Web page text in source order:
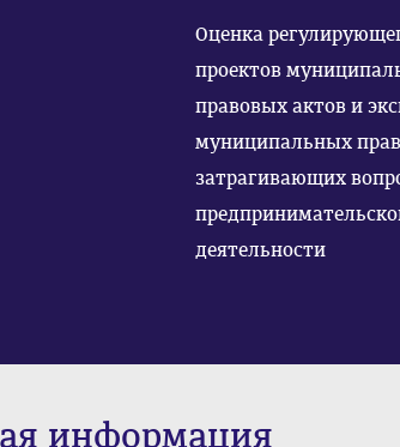
Оценка
проектов
правовых актов и
муниципальных
затрагивающих
деятельности
информация